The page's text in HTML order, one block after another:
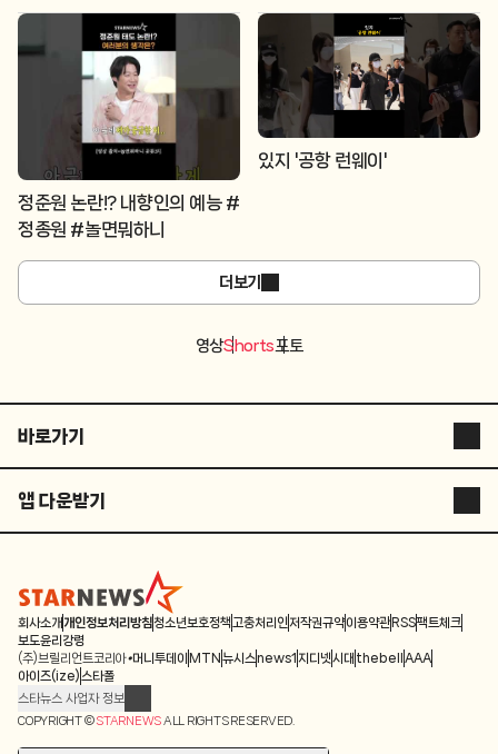
정준원 논란!? 내향인의 예능 #
정종원 #놀면뭐하니
있지 '공항 런웨이'
더보기
영상Shorts포토
바로가기
스타뉴스 코리아
스타플러스
ASIA ARTIST AWARDS
별별스포츠TV
별별스포츠TV
앱 다운받기
STARPOLL
회사소개 개인정보처리방침청소년보호정책 고충처리인저작권규약이용약관 RSS팩트체크
보도윤리강령
(주)브릴리언트코리아 머니투데이 MTN 뉴시스news1 지디넷시대 thebell AAA
아이즈(ize) 스타폴
스타뉴스 사업자 정보
주소: 서울시 종로구 청계천로 11(서린동, 청계한국빌딩)
COPYRIGHT ©STARNEWSALL RIGHTS RESERVED.